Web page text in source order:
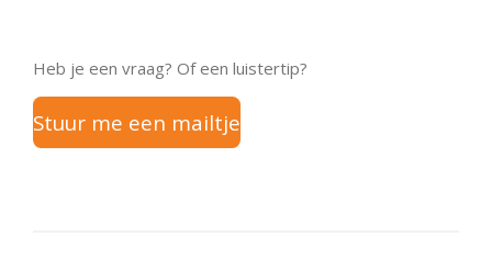
Heb je een vraag? Of een luistertip?
Stuur me een mailtje